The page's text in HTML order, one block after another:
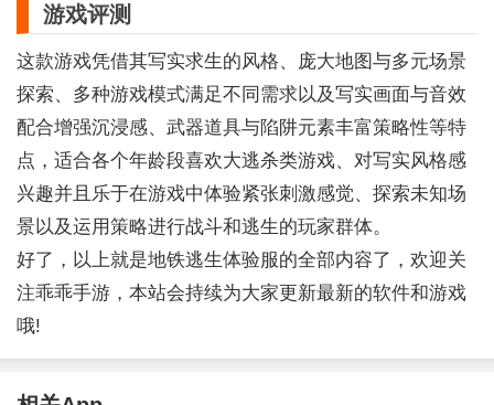
游戏评测
这款游戏凭借其写实求生的风格、庞大地图与多元场景
探索、多种游戏模式满足不同需求以及写实画面与音效
配合增强沉浸感、武器道具与陷阱元素丰富策略性等特
点，适合各个年龄段喜欢大逃杀类游戏、对写实风格感
兴趣并且乐于在游戏中体验紧张刺激感觉、探索未知场
景以及运用策略进行战斗和逃生的玩家群体。
好了，以上就是地铁逃生体验服的全部内容了，欢迎关
注乖乖手游，本站会持续为大家更新最新的软件和游戏
哦!